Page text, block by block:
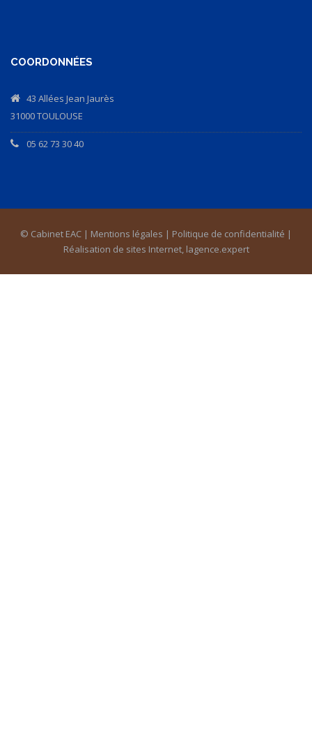
COORDONNÉES
43 Allées Jean Jaurès
31000 TOULOUSE
05 62 73 30 40
© Cabinet EAC | Mentions légales | Politique de confidentialité |
Réalisation de sites Internet, lagence.expert